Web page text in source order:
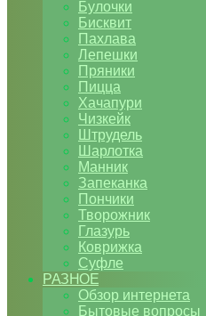
Булочки
Бисквит
Пахлава
Лепешки
Пряники
Пицца
Хачапури
Чизкейк
Штрудель
Шарлотка
Манник
Запеканка
Пончики
Творожник
Глазурь
Коврижка
Суфле
РАЗНОЕ
Обзор интернета
Бытовые вопросы